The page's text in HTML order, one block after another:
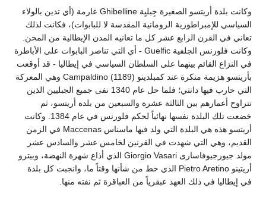
وكانت بلدة أريتسو الصغيرة جِبليِة Ghibelline عارمة (أي تدين بالولاء
السياسي للإمبراطورية الرومانية المقدسة لا للبابوات)، فكانت لذلك
تعاني في القرن الرابع عشر كل ما تعانيه المدن الإيطالية من المحن.
وكانت فلورنس الجلفية Guelfic - أي التي تناصر البابوات على الأباطرة
في النزاع القائم بينهما على السلطان السياسي في إيطاليا - قد أوقعت
بأريتسو هزيمة منكرة عند كمبلدينو Campaldino (1189) وهي المعركة
التي حارب فيها دانتي؛ فلما حل عام 1340 نفى جميع الجبليين الذين
تتراوح أعمارهم بين الثالثة عشرة والسبعين من بلدة أريتسو، ثم
خضعت تلك البلدة نفسها نهائياً لحكم فلورنس في عام 1384. وكانت
أريتسو هذه هي البلدة التي ولد فيها ماسناس Maccenas في الزمن
القديم، وهي التي شهدت في القرنين لخامس عشر والسادس عشر
مولد جيورجيوفاسارى Giorgio Vasari الذي أذاع شهرة النهضة، وبيترو
أريتينو Pietro Aretino الذي حط من شأنها وقتاً ما، وانجبت كل بلدة
في إيطاليا في ذلك العهد عبقرياً من العباقرة ثم نفته منها.